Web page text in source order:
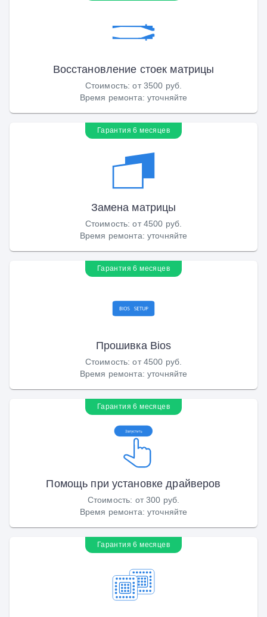
Восстановление стоек матрицы
Стоимость:от 3500 руб.
Время ремонта: уточняйте
Гарантия 6 месяцев
Замена матрицы
Стоимость:от 4500 руб.
Время ремонта: уточняйте
Гарантия 6 месяцев
Прошивка Bios
Стоимость:от 4500 руб.
Время ремонта: уточняйте
Гарантия 6 месяцев
Помощь при установке драйверов
Стоимость: от 300 руб.
Время ремонта: уточняйте
Гарантия 6 месяцев